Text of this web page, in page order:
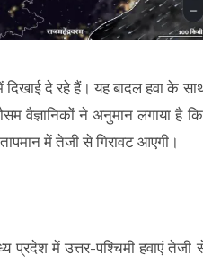
दे रहे हैं। यह बादल हवा के
वैज्ञानिकों ने अनुमान लगाया है
में तेजी से गिरावट आएगी।
प्रदेश में उत्तर-पश्चिमी हवाएं तेजी